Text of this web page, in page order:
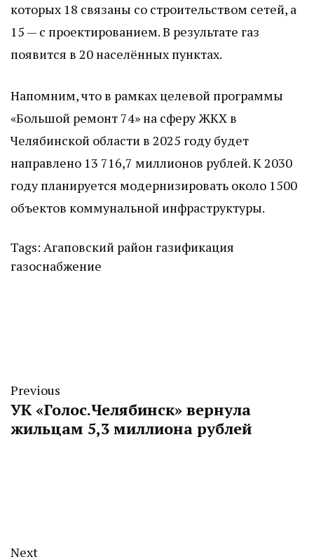
которых 18 связаны со строительством сетей, а
15 — с проектированием. В результате газ
появится в 20 населённых пунктах.
Напомним, что в рамках целевой программы
«Большой ремонт 74» на сферу ЖКХ в
Челябинской области в 2025 году будет
направлено 13 716,7 миллионов рублей. К 2030
году планируется модернизировать около 1500
объектов коммунальной инфраструктуры.
Tags: Агаповский район газификация
газоснабжение
Previous
УК «Голос.Челябинск» вернула
жильцам 5,3 миллиона рублей
Next